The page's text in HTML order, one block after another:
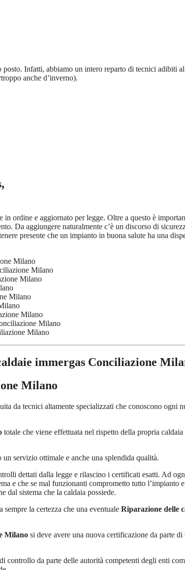
Infatti, abbiamo un intero reparto di tecnici adibiti
anche d’inverno).
ordine e aggiornato per legge. Oltre a questo è
Da aggiungere naturalmente c’è un discorso di
presente che un impianto in buona salute ha una
Milano
Milano
Milano
Milano
Milano
Milano
Milano
immergas Conciliazione
Milano
da tecnici altamente specializzati che conoscono ogni
totale che viene effettuata nel rispetto della propria
servizio ottimale e anche una splendida qualità.
dettati dalla legge e rilascino i certificati esatti. Ad
e che se mal funzionanti comprometto tutto
dal sistema che la caldaia possiede.
la certezza che una eventuale Riparazione delle
Milano si deve avere una nuova certificazione da parte
controllo da parte delle autorità competenti degli enti